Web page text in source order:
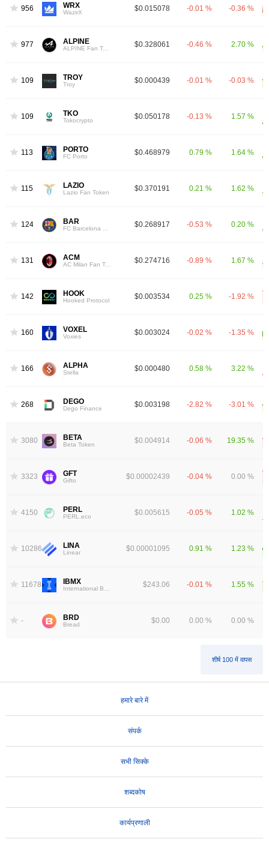
956 WRX
WazirX $0.015078 -0.01 % -0.36 %
977 ALPINE
ALPINE Fan Token $0.328061 -0.46 % 2.70 %
1091 TROY
Troy $0.000439 -0.01 % -0.03 %
1095 TKO
Tokocrypto $0.050178 -0.13 % 1.57 %
1133 PORTO
FC Porto $0.468979 0.79 % 1.64 %
1151 LAZIO
Lazio Fan Token $0.370191 0.21 % 1.62 %
1242 BAR $0.268917 -0.53 % 0.20 %
1315 ACM
AC Milan Fan Token $0.274716 -0.89 % 1.67 %
1428 HOOK
Hooked Protocol $0.003534 0.25 % -1.92 %
1605 VOXEL
Voxies $0.003024 -0.02 % -1.35 %
1663 ALPHA
Stella $0.000480 0.58 % 3.22 %
2683 DEGO
Dego Finance $0.003198 -2.82 % -3.01 %
3080 BETA
Beta Token $0.004914 -0.06 % 19.35 %
3323 GFT
Gifto $0.00002439 -0.04 % 0.00 %
4150 PERL
PERL.eco $0.005615 -0.05 % 1.02 %
10286 LINA
Linear $0.00001095 0.91 % 1.23 %
11678 IBMX $243.06 -0.01 % 1.55 %
- BRD
Bread $0.00 0.00 % 0.00 %
शीर्ष 100 में वापस
हमारे बारे में
संपर्क
सभी सिक्के
शब्दकोष
कार्यप्रणाली